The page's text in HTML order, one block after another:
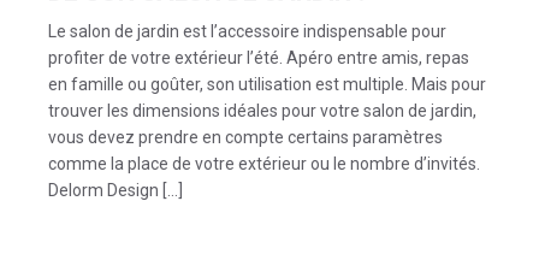
Le salon de jardin est l’accessoire indispensable pour
profiter de votre extérieur l’été. Apéro entre amis, repas
en famille ou goûter, son utilisation est multiple. Mais pour
trouver les dimensions idéales pour votre salon de jardin,
vous devez prendre en compte certains paramètres
comme la place de votre extérieur ou le nombre d’invités.
Delorm Design […]